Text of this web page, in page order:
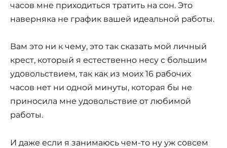
часов мне приходиться тратить на сон. Это
наверняка не график вашей идеальной работы.
Вам это ни к чему, это так сказать мой личный
крест, который я естественно несу с большим
удовольствием, так как из моих 16 рабочих
часов нет ни одной минуты, которая бы не
приносила мне удовольствие от любимой
работы.
И даже если я занимаюсь чем-то ну уж совсем